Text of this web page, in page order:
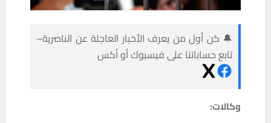
🔔 كن أول من يعرف الأخبار العاجلة عن الناصرية–
تابع حساباتنا على فيسبوك أو أكس
وكالات: